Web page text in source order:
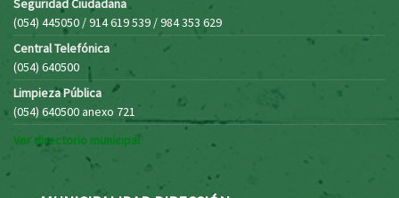
Seguridad Ciudadana
(054) 445050 / 914 619 539 / 984 353 629
Central Telefónica
(054) 640500
Limpieza Pública
(054) 640500 anexo 721
Ver directorio municipal